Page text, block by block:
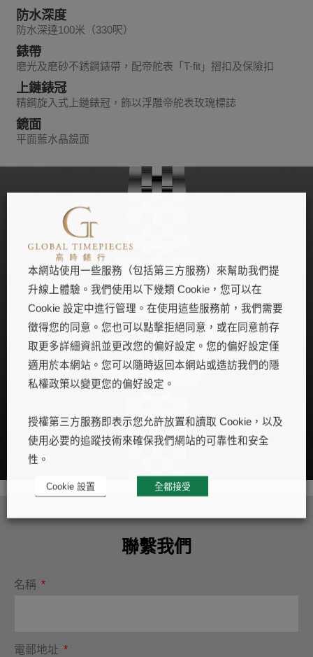
防水深度
防水深達100米（330呎）
錶帶
磨光及磨砂不銹鋼錶帶，配帝舵表「T-fit」摺扣及保險扣
上鏈錶冠
精鋼旋入式上鏈錶冠，飾以浮雕帝舵表玫瑰標誌
鏡面
平面藍水晶鏡面
聯繫我們
名稱
電郵地址
本網站使用一些服務（包括第三方服務）來幫助我們提
升線上體驗。我們使用以下幾類 Cookie，您可以在
Cookie 設定中進行管理。在使用這些服務前，我們需要
徵得您的同意。您也可以點擊拒絕同意，或在同意前存
取更多詳細資訊並更改您的偏好設定。您的偏好設定僅
適用於本網站。您可以隨時返回本網站或造訪我們的隱
私權政策以變更您的偏好設定。
授權第三方服務即表示您允許放置和讀取 Cookie，以及
使用必要的追蹤技術來確保我們網站的可靠性和安全
性。
Cookie 設置 全都接受